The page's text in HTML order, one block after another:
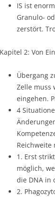
IS ist
Granulo-
zerstört.
Kapitel 2: Von
Übergang
Zelle muss
eingehen.
4
Reichweite
1. Erst
möglich,
die DNA in
2.